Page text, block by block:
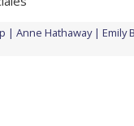
Anne Hathaway
Emily